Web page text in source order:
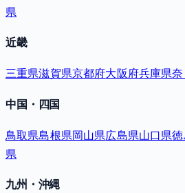
県
近畿
三重県滋賀県京都府大阪府兵庫県
中国・四国
鳥取県島根県岡山県広島県山口県
県
九州・沖縄